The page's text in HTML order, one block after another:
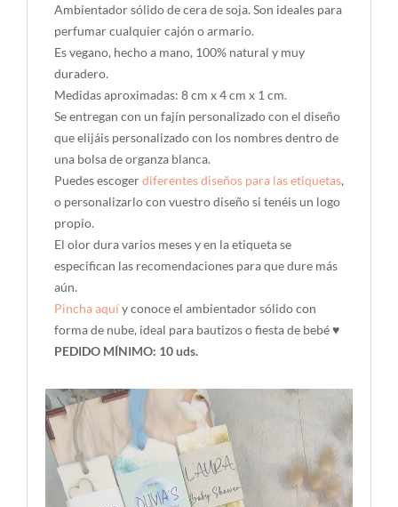
Ambientador sólido de cera de soja. Son ideales para
perfumar cualquiercajón o armario.
Es vegano, hecho a mano, 100% natural y muy
duradero.
Medidas aproximadas: 8 cm x 4 cm x 1 cm.
Se entregan con un fajín personalizado con el diseño
que elijáis personalizado con los nombres dentro de
una bolsa de organza blanca.
Puedes escogerdiferentes diseños para las etiquetas,
o personalizarlo con vuestro diseño si tenéis un logo
propio.
El olor dura varios meses y en la etiqueta se
especifican las recomendaciones para que dure más
aún.
Pincha aquíy conoce el ambientador sólido con
forma de nube, ideal para bautizos o fiesta de bebé ♥
PEDIDO MÍNIMO: 10 uds.